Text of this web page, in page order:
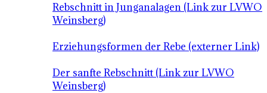
Rebschnitt in Junganalagen (Link zur LVWO
Weinsberg)
Erziehungsformen der Rebe (externer Link)
Der sanfte Rebschnitt (Link zur LVWO
Weinsberg)